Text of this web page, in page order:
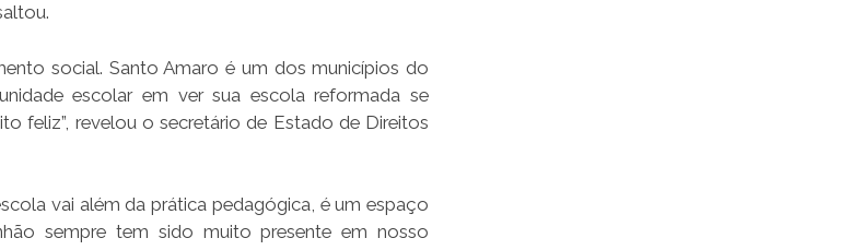
social. Santo Amaro é um dos municípios do
escolar em ver sua escola reformada se
feliz”, revelou o secretário de Estado de Direitos
vai além da prática pedagógica, é um espaço
sempre tem sido muito presente em nosso